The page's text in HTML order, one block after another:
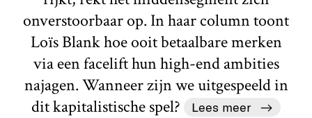
onverstoorbaar op. In haar column toont
Loïs Blank hoe ooit betaalbare merken
via een facelift hun high-end ambities
najagen. Wanneer zijn we uitgespeeld in
dit kapitalistische spel?
Lees meer